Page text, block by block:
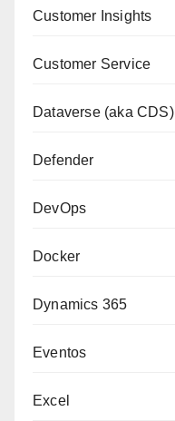
Customer Insights
Customer Service
Dataverse (aka CDS)
Defender
DevOps
Docker
Dynamics 365
Eventos
Excel